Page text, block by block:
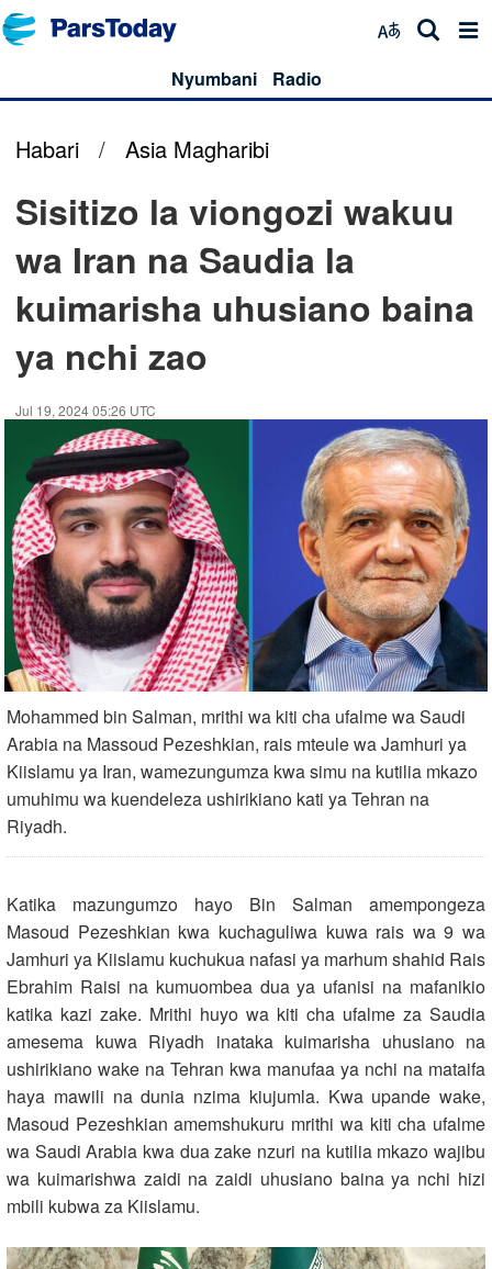
Nyumbani Radio
Habari / Asia Magharibi
Sisitizo la viongozi wakuu
wa Iran na Saudia la
kuimarisha uhusiano baina
ya nchi zao
Jul 19, 2024 05:26 UTC
Mohammed bin Salman, mrithi wa kiti cha ufalme wa Saudi
Arabia na Massoud Pezeshkian, rais mteule wa Jamhuri ya
Kiislamu ya Iran, wamezungumza kwa simu na kutilia mkazo
umuhimu wa kuendeleza ushirikiano kati ya Tehran na
Riyadh.
Katika mazungumzo hayo Bin Salman amempongeza
Masoud Pezeshkian kwa kuchaguliwa kuwa rais wa 9 wa
Jamhuri ya Kiislamu kuchukua nafasi ya marhum shahid Rais
Ebrahim Raisi na kumuombea dua ya ufanisi na mafanikio
katika kazi zake. Mrithi huyo wa kiti cha ufalme za Saudia
amesema kuwa Riyadh inataka kuimarisha uhusiano na
ushirikiano wake na Tehran kwa manufaa ya nchi na mataifa
haya mawili na dunia nzima kiujumla. Kwa upande wake,
Masoud Pezeshkian amemshukuru mrithi wa kiti cha ufalme
wa Saudi Arabia kwa dua zake nzuri na kutilia mkazo wajibu
wa kuimarishwa zaidi na zaidi uhusiano baina ya nchi hizi
mbili kubwa za Kiislamu.